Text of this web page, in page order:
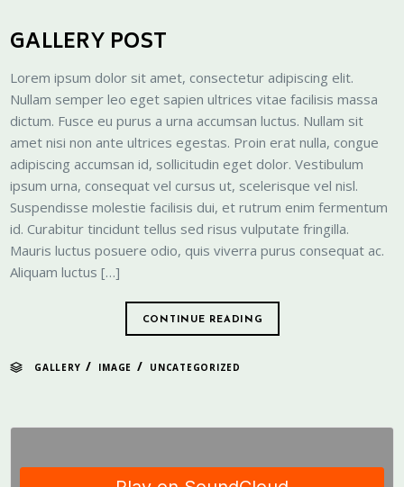
GALLERY POST
Lorem ipsum dolor sit amet, consectetur adipiscing elit.
Nullam semper leo eget sapien ultrices vitae facilisis massa
dictum. Fusce eu purus a urna accumsan luctus. Nullam sit
amet nisi non ante ultrices egestas. Proin erat nulla, congue
adipiscing accumsan id, sollicitudin eget dolor. Vestibulum
ipsum urna, consequat vel cursus ut, scelerisque vel nisl.
Suspendisse molestie facilisis dui, et rutrum enim fermentum
id. Curabitur tincidunt tellus sed risus vulputate fringilla.
Mauris luctus posuere odio, quis viverra purus consequat ac.
Aliquam luctus […]
CONTINUE READING
GALLERY / IMAGE / UNCATEGORIZED